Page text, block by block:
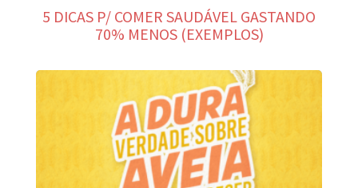
5 DICAS P/ COMER SAUDÁVEL GASTANDO
70% MENOS (EXEMPLOS)